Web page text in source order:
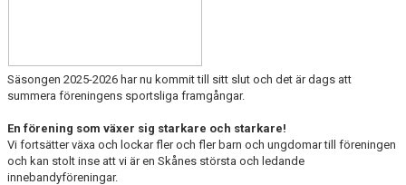
Säsongen 2025-2026 har nu kommit till sitt slut och det är dags att
summera föreningens sportsliga framgångar.
En förening som växer sig starkare och starkare!
Vi fortsätter växa och lockar fler och fler barn och ungdomar till föreningen
och kan stolt inse att vi är en Skånes största och ledande
innebandyföreningar.